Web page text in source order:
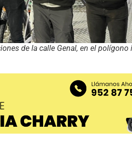
de la calle Genal, en el polígono